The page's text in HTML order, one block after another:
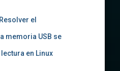
Resolver el
memoria USB se
en Linux